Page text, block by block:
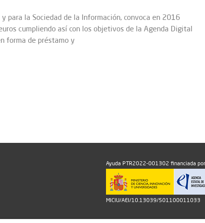
para la Sociedad de la Información, convoca en 2016
cumpliendo así con los objetivos de la Agenda Digital
forma de préstamo y
Ayuda PTR2022-001302 financiada
MICIU/AEI/10.13039/501100011033